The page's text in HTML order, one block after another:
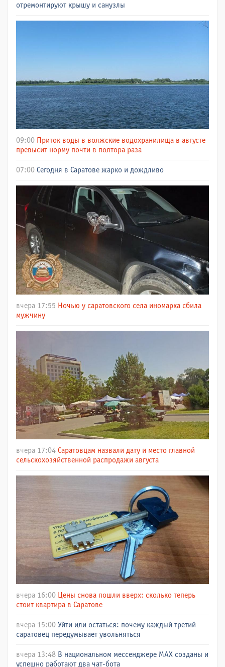
отремонтируют крышу и санузлы
09:00 Приток воды в волжские водохранилища в августе
превысит норму почти в полтора раза
07:00 Сегодня в Саратове жарко и дождливо
вчера 17:55 Ночью у саратовского села иномарка сбила
мужчину
вчера 17:04 Саратовцам назвали дату и место главной
сельскохозяйственной распродажи августа
вчера 16:00 Цены снова пошли вверх: сколько теперь
стоит квартира в Саратове
вчера 15:00 Уйти или остаться: почему каждый третий
саратовец передумывает увольняться
вчера 13:48 В национальном мессенджере МАХ созданы и
успешно работают два чат-бота